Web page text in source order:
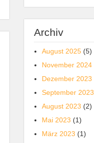
Archiv
August 2025 (5)
November 2024
Dezember 2023
September 2023
August 2023 (2)
Mai 2023 (1)
März 2023 (1)